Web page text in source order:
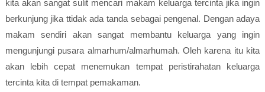
kita akan sangat sulit mencari makam keluarga tercinta jika ingin
berkunjung jika ttidak ada tanda sebagai pengenal. Dengan adaya
makam sendiri akan sangat membantu keluarga yang ingin
mengunjungi pusara almarhum/almarhumah. Oleh karena itu kita
akan lebih cepat menemukan tempat peristirahatan keluarga
tercinta kita di tempat pemakaman.